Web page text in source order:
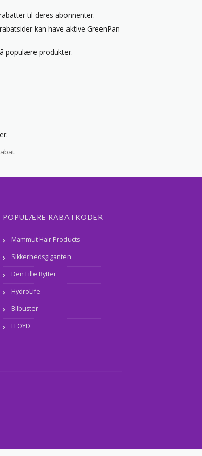
til deres abonnenter.
kan have aktive GreenPan
populære produkter.
POPULÆRE RABATKODER
Mammut Hair Products
Sikkerhedsgiganten
Den Lille Rytter
HydroLife
Bilbuster
LLOYD